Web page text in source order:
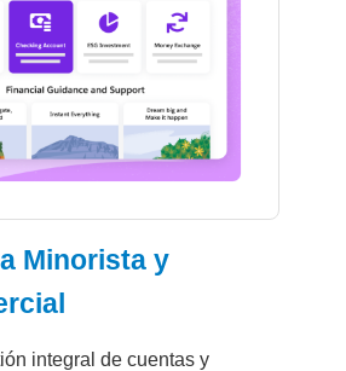
Minorista y
integral de cuentas y